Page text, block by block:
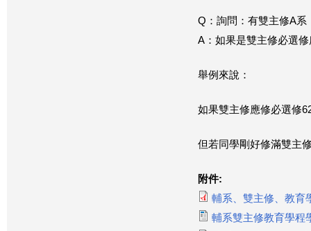
Q：詢問：有雙主修A系
A：如果是雙主修必選
舉例來說：
如果雙主修應修必選修
但若同學剛好修滿雙主
附件:
輔系、雙主修、教育
輔系雙主修教育學程